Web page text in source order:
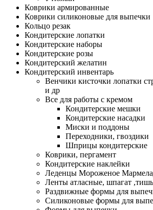
Коврики армированные
Коврики силиконовые для выпечки
Кольцо резак
Кондитерские лопатки
Кондитерские наборы
Кондитерские розы
Кондитерский желатин
Кондитерский инвентарь
Венчики кисточки лопатки
и др
Все для работы с кремом
Кондитерские мешки
Кондитерские насадки
Миски и поддоны
Переходники, гвоздики
Шприцы кондитерские
Коврики, пергамент
Кондитерские наклейки
Леденцы Мороженое
Ленты атласные, шпагат
Раздвижные формы для
Силиконовые формы для